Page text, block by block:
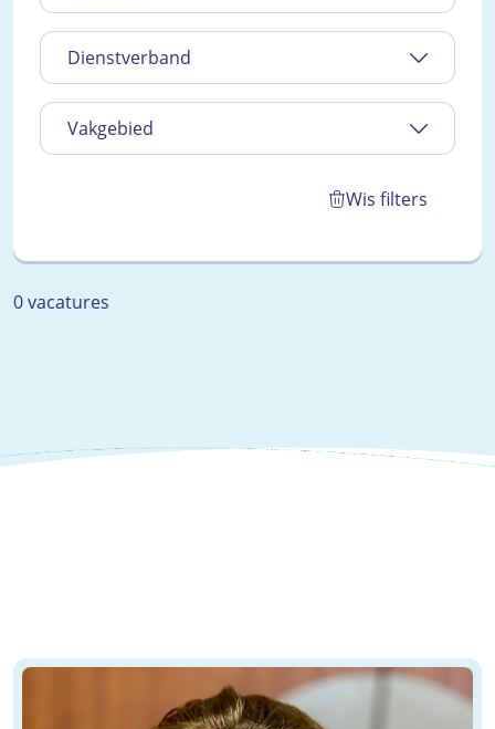
Dienstverband
Vakgebied
Wis filters
0 vacatures